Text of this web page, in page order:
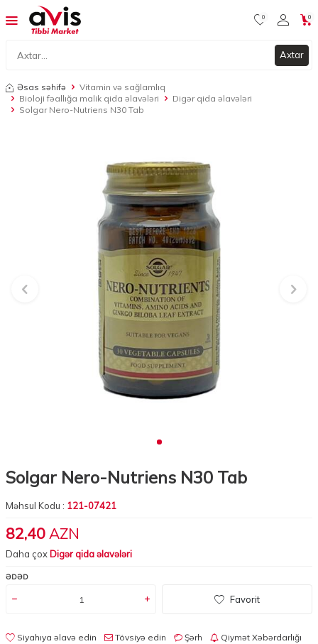
Axtar
0 0
Əsas səhifə
Vitamin və sağlamlıq
Bioloji fəallığa malik qida əlavələri
Digər qida əlavələri
Solgar Nero-Nutriens N30 Tab
Solgar Nero-Nutriens N30 Tab
Məhsul Kodu : 121-07421
82,40 AZN
Daha çox Digər qida əlavələri
ƏDƏD
Favorit
Siyahıya əlavə edin Tövsiyə edin Şərh Qiymət Xəbərdarlığı